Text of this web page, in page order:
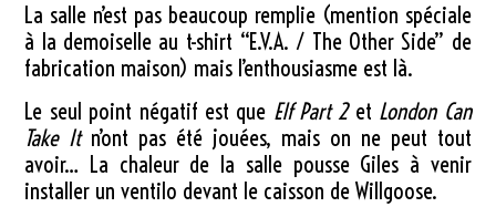
La salle n’est pas beaucoup remplie (mention spéciale
à la demoiselle au t-shirt “E.V.A. / The Other Side” de
fabrication maison) mais l’enthousiasme est là.
Le seul point négatif est que Elf Part 2et London Can
Take Itn’ont pas été jouées, mais on ne peut tout
avoir… La chaleur de la salle pousse Giles à venir
installer un ventilo devant le caisson de Willgoose.